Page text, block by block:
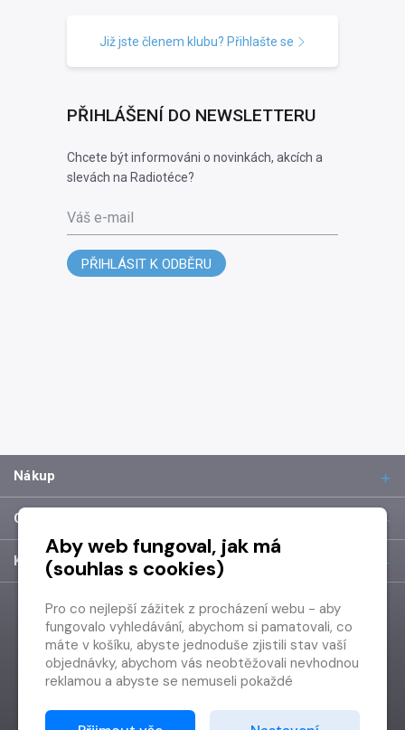
Již jste členem klubu? Přihlašte se
PŘIHLÁŠENÍ DO NEWSLETTERU
Chcete být informováni o novinkách, akcích a
slevách na Radiotéce?
Váš e-mail
PŘIHLÁSIT K ODBĚRU
Nákup
O společnosti
Kontakt
Aby web fungoval, jak má
(souhlas s cookies)
Pro co nejlepší zážitek z procházení webu - aby
fungovalo vyhledávání, abychom si pamatovali, co
máte v košíku, abyste jednoduše zjistili stav vaší
objednávky, abychom vás neobtěžovali nevhodnou
reklamou a abyste se nemuseli pokaždé